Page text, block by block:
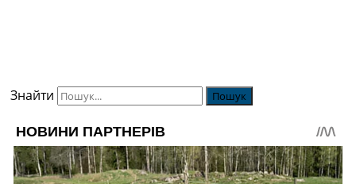
Знайти